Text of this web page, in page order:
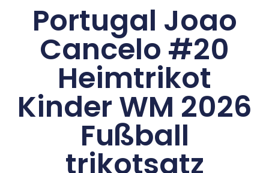
Portugal Joao
Cancelo #20
Heimtrikot
Kinder WM 2026
Fußball
trikotsatz